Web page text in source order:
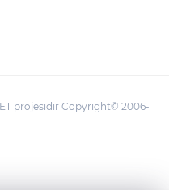
projesidir Copyright© 2006-